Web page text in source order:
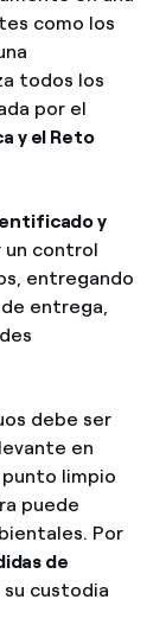
como los
todos los
por el
y el Reto
y
un control
entregando
entrega,
debe ser
en
limpio
puede
Por
de
custodia